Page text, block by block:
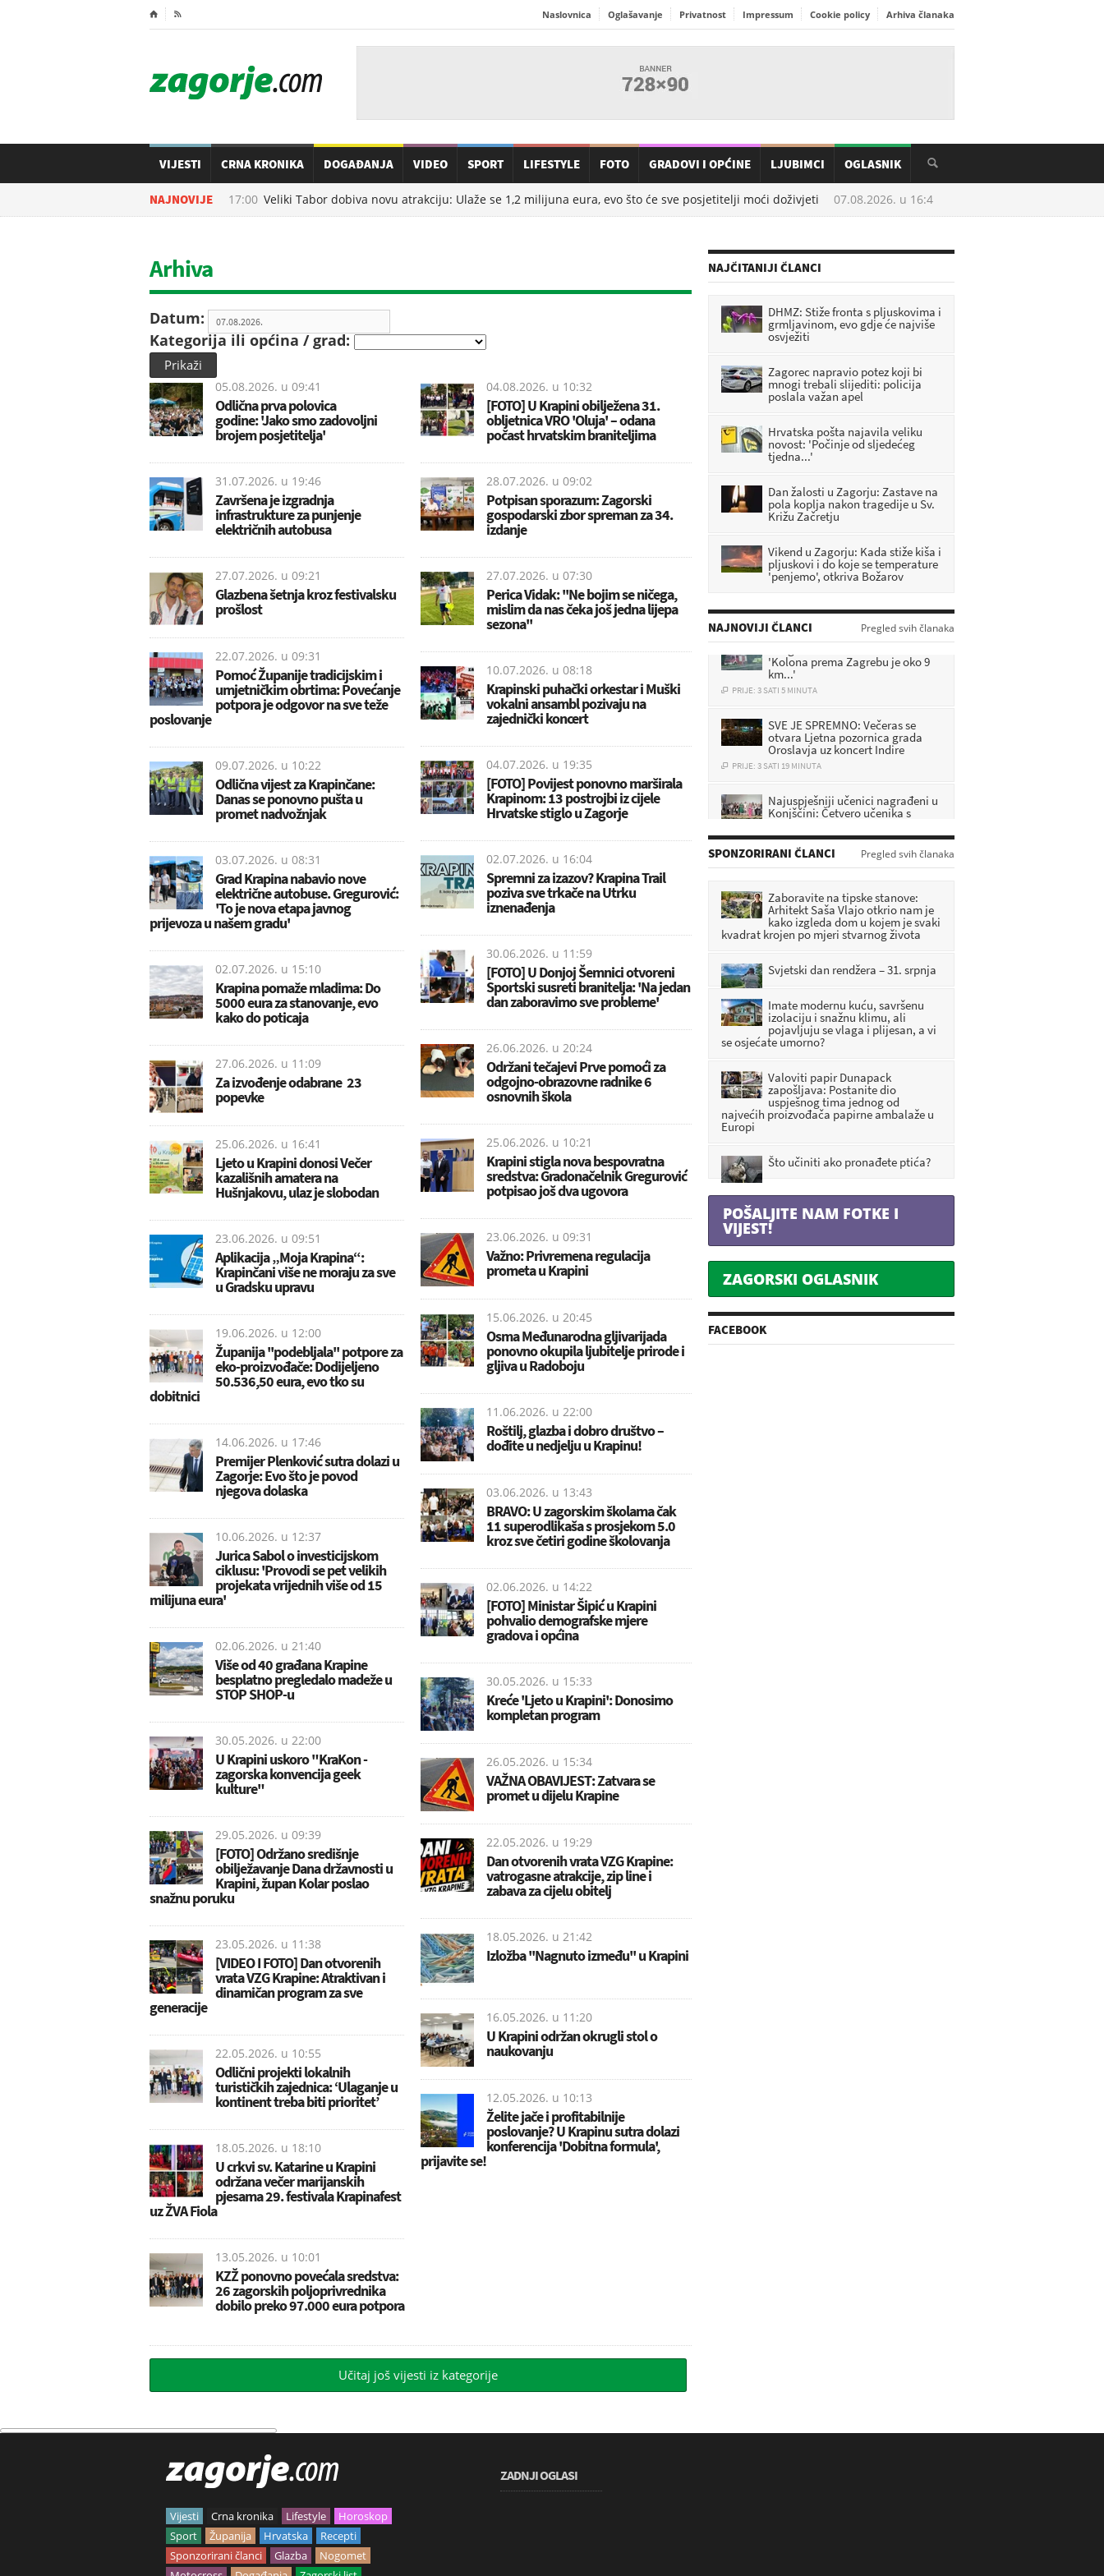
⌂  Naslovnica Oglašavanje Privatnost Impressum Cookie policy Arhiva članaka
VIJESTI CRNA KRONIKA DOGAĐANJA VIDEO SPORT LIFESTYLE FOTO GRADOVI I OPĆINE LJUBIMCI OGLASNIK
NAJNOVIJE
07.08.2026. u 17:00 Veliki Tabor dobiva novu atrakciju: Ulaže se 1,2 milijuna eura, evo što će sve posjetitelji moći doživjeti 07.08.2026. u 16:41
Arhiva
Datum:
Kategorija ili općina / grad:
Prikaži
05.08.2026. u 09:41
Odlična prva polovica
godine: 'Jako smo zadovoljni
brojem posjetitelja'
31.07.2026. u 19:46
Završena je izgradnja
infrastrukture za punjenje
električnih autobusa
27.07.2026. u 09:21
Glazbena šetnja kroz festivalsku
prošlost
22.07.2026. u 09:31
Pomoć Županije tradicijskim i
umjetničkim obrtima: Povećanje
potpora je odgovor na sve teže
poslovanje
09.07.2026. u 10:22
Odlična vijest za Krapinčane:
Danas se ponovno pušta u
promet nadvožnjak
03.07.2026. u 08:31
Grad Krapina nabavio nove
električne autobuse. Gregurović:
'To je nova etapa javnog
prijevoza u našem gradu'
02.07.2026. u 15:10
Krapina pomaže mladima: Do
5000 eura za stanovanje, evo
kako do poticaja
27.06.2026. u 11:09
Za izvođenje odabrane 23
popevke
25.06.2026. u 16:41
Ljeto u Krapini donosi Večer
kazališnih amatera na
Hušnjakovu, ulaz je slobodan
23.06.2026. u 09:51
Aplikacija „Moja Krapina“:
Krapinčani više ne moraju za sve
u Gradsku upravu
19.06.2026. u 12:00
Županija ''podebljala'' potpore za
eko-proizvođače: Dodijeljeno
50.536,50 eura, evo tko su
dobitnici
14.06.2026. u 17:46
Premijer Plenković sutra dolazi u
Zagorje: Evo što je povod
njegova dolaska
10.06.2026. u 12:37
Jurica Sabol o investicijskom
ciklusu: 'Provodi se pet velikih
projekata vrijednih više od 15
milijuna eura'
02.06.2026. u 21:40
Više od 40 građana Krapine
besplatno pregledalo madeže u
STOP SHOP-u
30.05.2026. u 22:00
U Krapini uskoro "KraKon -
zagorska konvencija geek
kulture"
29.05.2026. u 09:39
[FOTO] Održano središnje
obilježavanje Dana državnosti u
Krapini, župan Kolar poslao
snažnu poruku
23.05.2026. u 11:38
[VIDEO I FOTO] Dan otvorenih
vrata VZG Krapine: Atraktivan i
dinamičan program za sve
generacije
22.05.2026. u 10:55
Odlični projekti lokalnih
turističkih zajednica: ‘Ulaganje u
kontinent treba biti prioritet’
18.05.2026. u 18:10
U crkvi sv. Katarine u Krapini
održana večer marijanskih
pjesama 29. festivala Krapinafest
uz ŽVA Fiola
13.05.2026. u 10:01
KZŽ ponovno povećala sredstva:
26 zagorskih poljoprivrednika
dobilo preko 97.000 eura potpora
04.08.2026. u 10:32
[FOTO] U Krapini obilježena 31.
obljetnica VRO 'Oluja' – odana
počast hrvatskim braniteljima
28.07.2026. u 09:02
Potpisan sporazum: Zagorski
gospodarski zbor spreman za 34.
izdanje
27.07.2026. u 07:30
Perica Vidak: ''Ne bojim se ničega,
mislim da nas čeka još jedna lijepa
sezona''
10.07.2026. u 08:18
Krapinski puhački orkestar i Muški
vokalni ansambl pozivaju na
zajednički koncert
04.07.2026. u 19:35
[FOTO] Povijest ponovno marširala
Krapinom: 13 postrojbi iz cijele
Hrvatske stiglo u Zagorje
02.07.2026. u 16:04
Spremni za izazov? Krapina Trail
poziva sve trkače na Utrku
iznenađenja
30.06.2026. u 11:59
[FOTO] U Donjoj Šemnici otvoreni
Sportski susreti branitelja: 'Na jedan
dan zaboravimo sve probleme'
26.06.2026. u 20:24
Održani tečajevi Prve pomoći za
odgojno-obrazovne radnike 6
osnovnih škola
25.06.2026. u 10:21
Krapini stigla nova bespovratna
sredstva: Gradonačelnik Gregurović
potpisao još dva ugovora
23.06.2026. u 09:31
Važno: Privremena regulacija
prometa u Krapini
15.06.2026. u 20:45
Osma Međunarodna gljivarijada
ponovno okupila ljubitelje prirode i
gljiva u Radoboju
11.06.2026. u 22:00
Roštilj, glazba i dobro društvo –
dođite u nedjelju u Krapinu!
03.06.2026. u 13:43
BRAVO: U zagorskim školama čak
11 superodlikaša s prosjekom 5.0
kroz sve četiri godine školovanja
02.06.2026. u 14:22
[FOTO] Ministar Šipić u Krapini
pohvalio demografske mjere
gradova i općina
30.05.2026. u 15:33
Kreće 'Ljeto u Krapini': Donosimo
kompletan program
26.05.2026. u 15:34
VAŽNA OBAVIJEST: Zatvara se
promet u dijelu Krapine
22.05.2026. u 19:29
Dan otvorenih vrata VZG Krapine:
vatrogasne atrakcije, zip line i
zabava za cijelu obitelj
18.05.2026. u 21:42
Izložba ''Nagnuto između'' u Krapini
16.05.2026. u 11:20
U Krapini održan okrugli stol o
naukovanju
12.05.2026. u 10:13
Želite jače i profitabilnije
poslovanje? U Krapinu sutra dolazi
konferencija 'Dobitna formula',
prijavite se!
Učitaj još vijesti iz kategorije
NAJČITANIJI ČLANCI
DHMZ: Stiže fronta s pljuskovima i
grmljavinom, evo gdje će najviše
osvježiti
Zagorec napravio potez koji bi
mnogi trebali slijediti: policija
poslala važan apel
Hrvatska pošta najavila veliku
novost: 'Počinje od sljedećeg
tjedna...'
Dan žalosti u Zagorju: Zastave na
pola koplja nakon tragedije u Sv.
Križu Začretju
Vikend u Zagorju: Kada stiže kiša i
pljuskovi i do koje se temperature
'penjemo', otkriva Božarov
NAJNOVIJI ČLANCI Pregled svih članaka
Zbog nesreće zatvorili autocestu:
km...'
PRIJE: 3 SATI 5 MINUTA
otvara Ljetna pozornica grada
Oroslavja uz koncert Indire
PRIJE: 3 SATI 19 MINUTA
Konjščini: Četvero učenika s
prosjekom 5,0 primilo po 200 eura
Veliki Tabor dobiva novu
eura, evo što će sve posjetitelji
moći doživjeti
 PRIJE: 1 SATI 59 MINUTA
Zagorju: Svaka beba rođena u
zabočkom rodilištu dobiva
poseban dar
 PRIJE: 2 SATI 40 MINUTA
SPONZORIRANI ČLANCI Pregled svih članaka
Zaboravite na tipske stanove:
Arhitekt Saša Vlajo otkrio nam je
kako izgleda dom u kojem je svaki
kvadrat krojen po mjeri stvarnog života
Svjetski dan rendžera – 31. srpnja
Imate modernu kuću, savršenu
izolaciju i snažnu klimu, ali
pojavljuju se vlaga i plijesan, a vi
se osjećate umorno?
Valoviti papir Dunapack
zapošljava: Postanite dio
uspješnog tima jednog od
najvećih proizvođača papirne ambalaže u
Europi
Što učiniti ako pronađete ptića?
POŠALJITE NAM FOTKE I
VIJEST!
ZAGORSKI OGLASNIK
FACEBOOK
Vijesti Crna kronika Lifestyle
Horoskop
Sport
Županija Hrvatska
Recepti
Sponzorirani članci
Glazba
Nogomet
ZADNJI OGLASI